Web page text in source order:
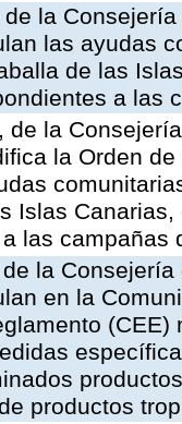
la
las ayudas
de las
a las
de la
la Orden
Islas
las campañas
la
en la
productos